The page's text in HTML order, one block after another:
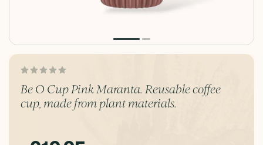
Be O Cup Pink Maranta. Reusable coffee
cup, made from plant materials.